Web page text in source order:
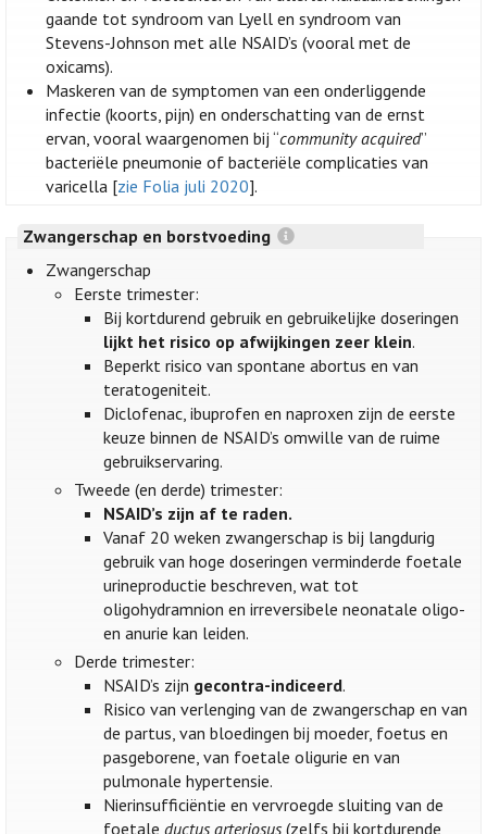
gaande tot syndroom van Lyell en syndroom van
Stevens-Johnson met alle NSAID’s (vooral met de
oxicams).
Maskeren van de symptomen van een onderliggende
infectie (koorts, pijn) en onderschatting van de ernst
ervan, vooral waargenomen bij “community acquired”
bacteriële pneumonie of bacteriële complicaties van
varicella [zie Folia juli 2020].
Zwangerschap en borstvoeding
Zwangerschap
Eerste trimester:
Bij kortdurend gebruik en gebruikelijke doseringen
lijkt het risico op afwijkingen zeer klein.
Beperkt risico van spontane abortus en van
teratogeniteit.
Diclofenac, ibuprofen en naproxen zijn de eerste
keuze binnen de NSAID’s omwille van de ruime
gebruikservaring.
Tweede (en derde) trimester:
NSAID’s zijn af te raden.
Vanaf 20 weken zwangerschap is bij langdurig
gebruik van hoge doseringen verminderde foetale
urineproductie beschreven, wat tot
oligohydramnion en irreversibele neonatale oligo-
en anurie kan leiden.
Derde trimester:
NSAID’s zijn gecontra-indiceerd.
Risico van verlenging van de zwangerschap en van
de partus, van bloedingen bij moeder, foetus en
pasgeborene, van foetale oligurie en van
pulmonale hypertensie.
Nierinsufficiëntie en vervroegde sluiting van de
foetale ductus arteriosus(zelfs bij kortdurende